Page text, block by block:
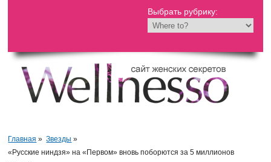
Выбрать рубрику:
Главная » Звезды »
«Русские ниндзя» на «Первом» вновь поборются за 5 миллионов